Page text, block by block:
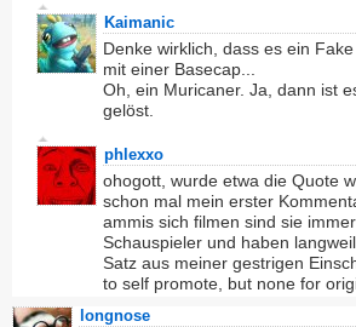
Kaimanic
Denke wirklich, dass es ein
mit einer Basecap...
Oh, ein Muricaner. Ja, dann ist
gelöst.
phlexxo
ohogott, wurde etwa die Quote
schon mal mein erster
ammis sich filmen sind sie
Schauspieler und haben
Satz aus meiner gestrigen
to self promote, but none for
longnose